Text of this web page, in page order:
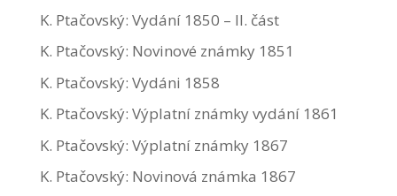
K. Ptačovský: Vydání 1850 – II. část
K. Ptačovský: Novinové známky 1851
K. Ptačovský: Vydáni 1858
K. Ptačovský: Výplatní známky vydání 1861
K. Ptačovský: Výplatní známky 1867
K. Ptačovský: Novinová známka 1867